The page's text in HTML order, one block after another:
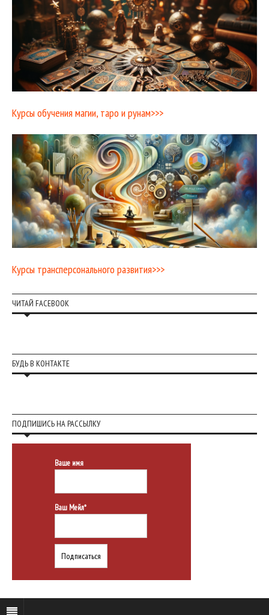
Курсы обучения магии, таро и рунам>>>
Курсы трансперсонального развития>>>
ЧИТАЙ FACEBOOK
БУДЬ В КОНТАКТЕ
ПОДПИШИСЬ НА РАССЫЛКУ
Ваше имя
Ваш Мейл*